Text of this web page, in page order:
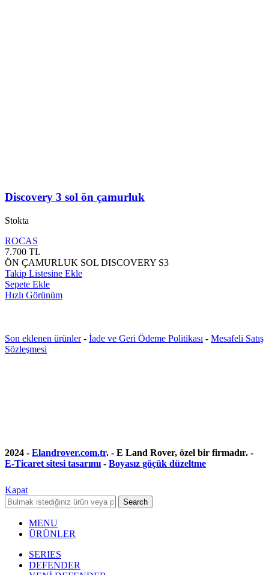
Discovery 3 sol ön çamurluk
Stokta
ROCAS
7.700 TL
ÖN ÇAMURLUK SOL DISCOVERY S3
Takip Listesine Ekle
Sepete Ekle
Hızlı Görünüm
Son eklenen ürünler- İade ve Geri Ödeme Politikası - Mesafeli Satış
Sözleşmesi
2024 - Elandrover.com.tr. - E Land Rover, özel bir firmadır. -
E-Ticaret sitesi tasarımı - Boyasız göçük düzeltme
Kapat
Search
MENU
ÜRÜNLER
SERIES
DEFENDER